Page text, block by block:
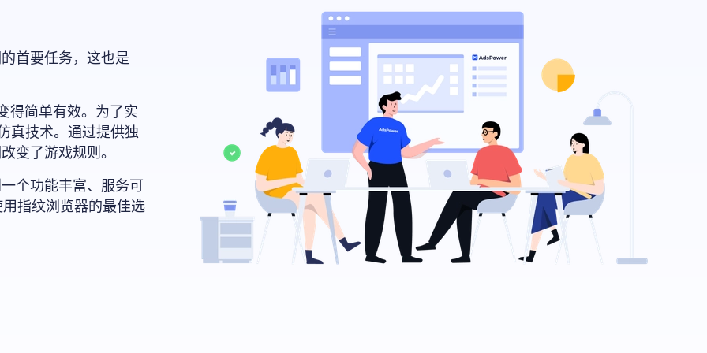
首要任务，这也是
得简单有效。为了实
真技术。通过提供独
变了游戏规则。
个功能丰富、服务可
指纹浏览器的最佳选